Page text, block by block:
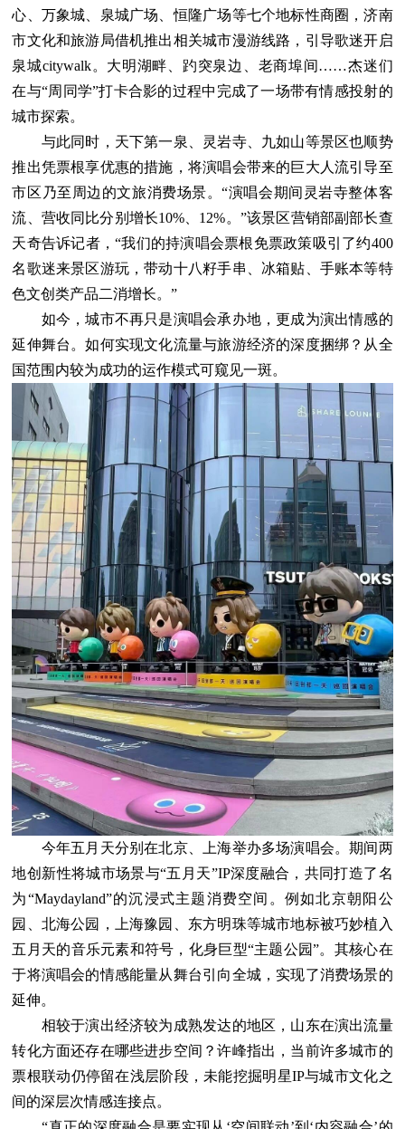
心、万象城、泉城广场、恒隆广场等七个地标性商圈，济南
市文化和旅游局借机推出相关城市漫游线路，引导歌迷开启
泉城citywalk。大明湖畔、趵突泉边、老商埠间……杰迷们
在与“周同学”打卡合影的过程中完成了一场带有情感投射的
城市探索。
与此同时，天下第一泉、灵岩寺、九如山等景区也顺势
推出凭票根享优惠的措施，将演唱会带来的巨大人流引导至
市区乃至周边的文旅消费场景。“演唱会期间灵岩寺整体客
流、营收同比分别增长10%、12%。”该景区营销部副部长查
天奇告诉记者，“我们的持演唱会票根免票政策吸引了约400
名歌迷来景区游玩，带动十八籽手串、冰箱贴、手账本等特
色文创类产品二消增长。”
如今，城市不再只是演唱会承办地，更成为演出情感的
延伸舞台。如何实现文化流量与旅游经济的深度捆绑？从全
国范围内较为成功的运作模式可窥见一斑。
今年五月天分别在北京、上海举办多场演唱会。期间两
地创新性将城市场景与“五月天”IP深度融合，共同打造了名
为“Maydayland”的沉浸式主题消费空间。例如北京朝阳公
园、北海公园，上海豫园、东方明珠等城市地标被巧妙植入
五月天的音乐元素和符号，化身巨型“主题公园”。其核心在
于将演唱会的情感能量从舞台引向全城，实现了消费场景的
延伸。
相较于演出经济较为成熟发达的地区，山东在演出流量
转化方面还存在哪些进步空间？许峰指出，当前许多城市的
票根联动仍停留在浅层阶段，未能挖掘明星IP与城市文化之
间的深层次情感连接点。